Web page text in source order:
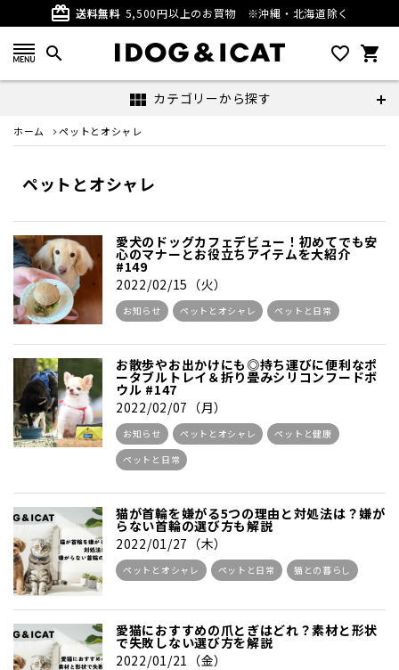
card_giftcard 送料無料 5,500円以上のお買物 ※沖縄・北海道除く
search favorite_outline shopping_cart
view_module カテゴリーから探す
ホーム ペットとオシャレ
ペットとオシャレ
愛犬のドッグカフェデビュー！初めてでも安
心のマナーとお役立ちアイテムを大紹介
#149
2022/02/15（火）
お知らせ ペットとオシャレ ペットと日常
お散歩やお出かけにも◎持ち運びに便利なポ
ータブルトレイ＆折り畳みシリコンフードボ
ウル #147
2022/02/07（月）
お知らせ ペットとオシャレ
ペットと健康
ペットと日常
猫が首輪を嫌がる5つの理由と対処法は？嫌が
らない首輪の選び方も解説
2022/01/27（木）
ペットとオシャレ ペットと日常 猫との暮らし
愛猫におすすめの爪とぎはどれ？素材と形状
で失敗しない選び方を解説
2022/01/21（金）